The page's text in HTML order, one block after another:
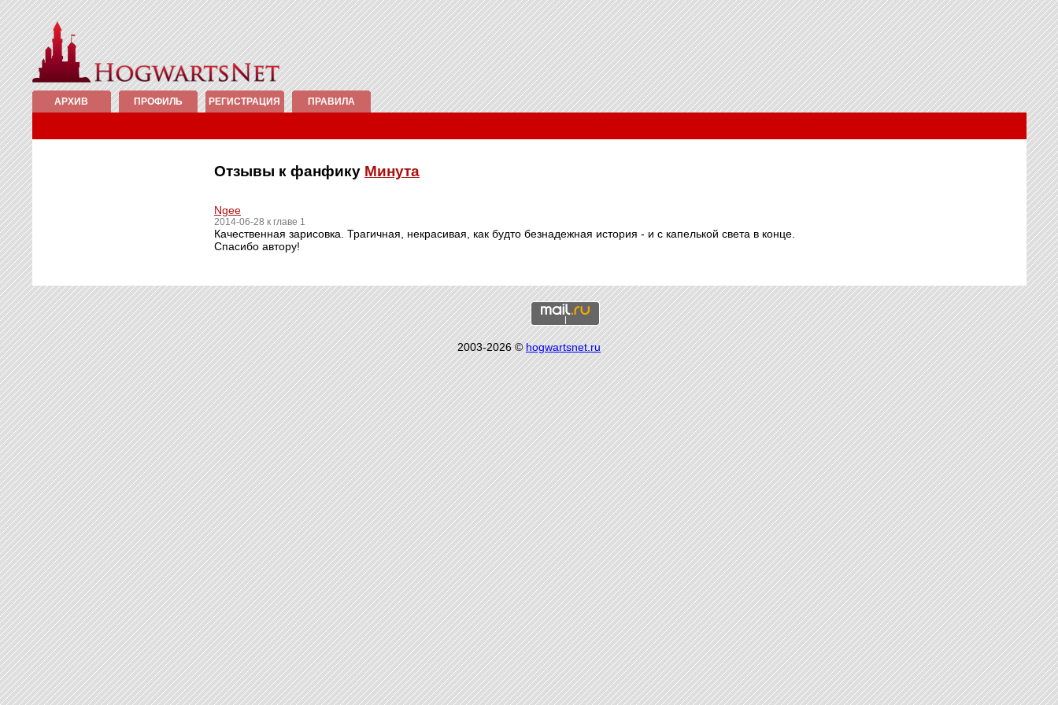
АРХИВ ПРОФИЛЬ РЕГИСТРАЦИЯ ПРАВИЛА
Отзывы к фанфику Минута
Ngee
2014-06-28 к главе 1
Качественная зарисовка. Трагичная, некрасивая, как будто безнадежная история - и с капелькой света в конце.
Спасибо автору!
2003-2026 ©hogwartsnet.ru